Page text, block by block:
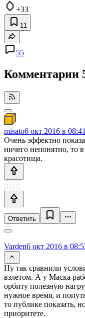
+33
11
55
Комментарии
misato6 окт 2016 в 08:41
Очень эффектно
ничего непонятно, то
красотища.
Ответить
Varden6 окт 2016 в
Ну так сравнили
взлетом. А у Маска
орбиту полезную
нужное время, и
то публике показать,
приоритете.